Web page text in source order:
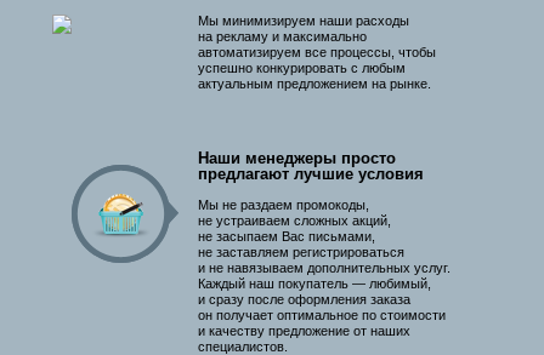
Мы минимизируем наши расходы
на рекламу и максимально
автоматизируем все процессы, чтобы
успешно конкурировать с любым
актуальным предложением на рынке.
Наши менеджеры просто
предлагают лучшие условия
Мы не раздаем промокоды,
не устраиваем сложных акций,
не засыпаем Вас письмами,
не заставляем регистрироваться
и не навязываем дополнительных услуг.
Каждый наш покупатель — любимый,
и сразу после оформления заказа
он получает оптимальное по стоимости
и качеству предложение от наших
специалистов.